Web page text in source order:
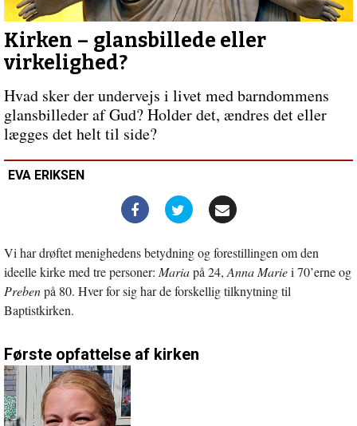
Hvad
er
kirke?
Kirken – glansbillede eller
virkelighed?
Hvad sker der undervejs i livet med barndommens
glansbilleder af Gud? Holder det, ændres det eller
lægges det helt til side?
EVA ERIKSEN
Vi har drøftet menighedens betydning og forestillingen om den
ideelle kirke med tre personer: Mariapå 24, Anna Mariei 70’erne og
Prebenpå 80. Hver for sig har de forskellig tilknytning til
Baptistkirken.
Første opfattelse af kirken